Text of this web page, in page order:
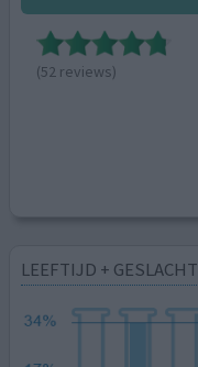
(52 reviews)
LEEFTIJD + GESLACHT